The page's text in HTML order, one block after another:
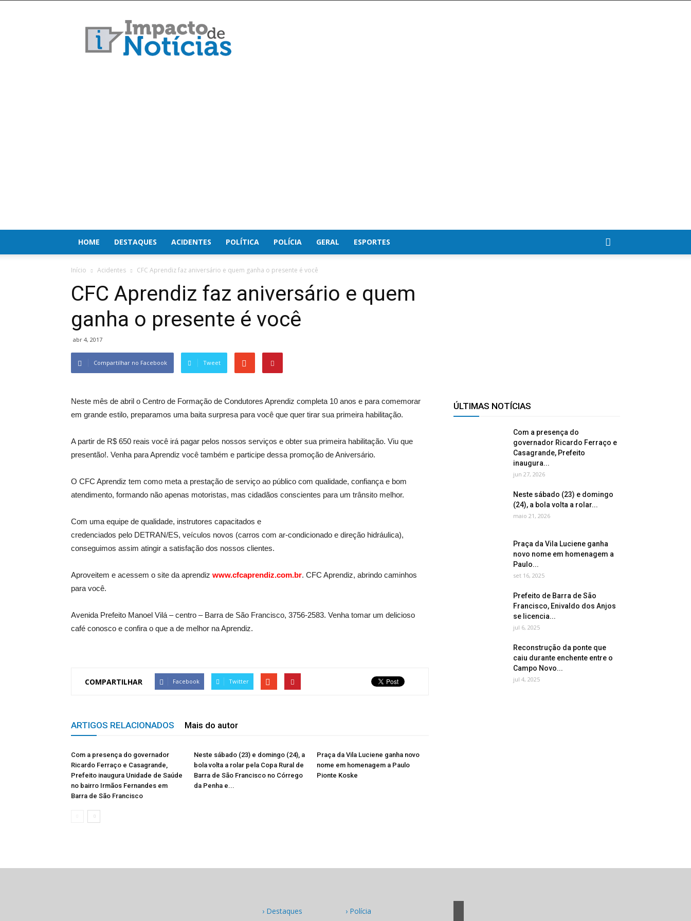
de
Notícias
HOME DESTAQUES ACIDENTES POLÍTICA POLÍCIA GERAL ESPORTES
Início Acidentes CFC Aprendiz faz aniversário e quem ganha o presente é você
CFC Aprendiz faz aniversário e quem
ganha o presente é você
abr 4, 2017
Compartilhar no Facebook Tweet
Neste mês de abril o Centro de Formação de Condutores Aprendiz completa 10 anos e para comemorar
em grande estilo, preparamos uma baita surpresa para você que quer tirar sua primeira habilitação.
A partir de R$ 650 reais você irá pagar pelos nossos serviços e obter sua primeira habilitação. Viu que
presentão!. Venha para Aprendiz você também e participe dessa promoção de Aniversário.
O CFC Aprendiz tem como meta a prestação de serviço ao público com qualidade, confiança e bom
atendimento, formando não apenas motoristas, mas cidadãos conscientes para um trânsito melhor.
Com uma equipe de qualidade, instrutores capacitados e
credenciados pelo DETRAN/ES, veículos novos (carros com ar-condicionado e direção hidráulica),
conseguimos assim atingir a satisfação dos nossos clientes.
Aproveitem e acessem o site da aprendiz www.cfcaprendiz.com.br. CFC Aprendiz, abrindo caminhos
para você.
Avenida Prefeito Manoel Vilá – centro – Barra de São Francisco, 3756-2583. Venha tomar um delicioso
café conosco e confira o que a de melhor na Aprendiz.
COMPARTILHAR Facebook Twitter
ARTIGOS RELACIONADOS Mais do autor
Com a presença do governador
Ricardo Ferraço e Casagrande,
Prefeito inaugura Unidade de Saúde
no bairro Irmãos Fernandes em
Barra de São Francisco
Neste sábado (23) e domingo (24), a
bola volta a rolar pela Copa Rural de
Barra de São Francisco no Córrego
da Penha e...
Praça da Vila Luciene ganha novo
nome em homenagem a Paulo
Pionte Koske
ÚLTIMAS NOTÍCIAS
Com a presença do
governador Ricardo Ferraço e
Casagrande, Prefeito
inaugura...
jun 27, 2026
Neste sábado (23) e domingo
(24), a bola volta a rolar...
maio 21, 2026
Praça da Vila Luciene ganha
novo nome em homenagem a
Paulo...
set 16, 2025
Prefeito de Barra de São
Francisco, Enivaldo dos Anjos
se licencia...
jul 6, 2025
Reconstrução da ponte que
caiu durante enchente entre o
Campo Novo...
jul 4, 2025
› Destaques › Polícia